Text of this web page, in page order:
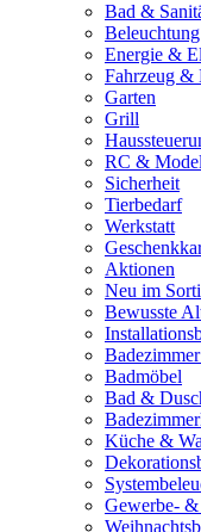
Bad &
Beleuchtung
Energie &
Fahrzeug &
Garten
Grill
RC &
Sicherheit
Tierbedarf
Werkstatt
Aktionen
Neu im
Bewusste
Badmöbel
Bad &
Küche &
Gewerbe- &